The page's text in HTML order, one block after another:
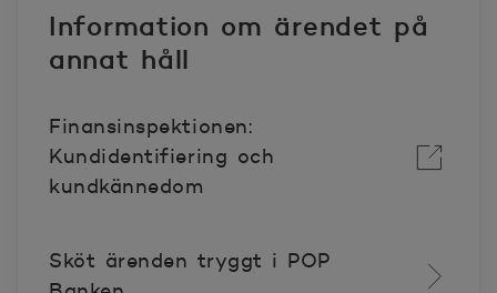
Information om ärendet på
annat håll
Finansinspektionen:
Kundidentifiering och
kundkännedom
Sköt ärenden tryggt i POP